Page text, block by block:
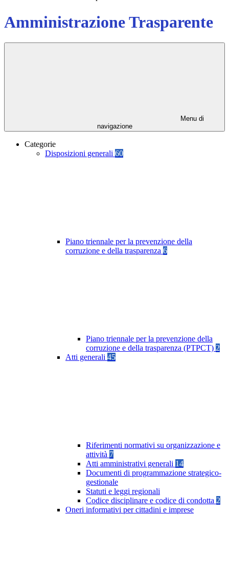
Amministrazione Trasparente
Menu di
navigazione
Categorie
Disposizioni generali 60
Piano triennale per la prevenzione della
corruzione e della trasparenza 6
Piano triennale per la prevenzione della
corruzione e della trasparenza (PTPCT) 2
Atti generali 45
Riferimenti normativi su organizzazione e
attività 7
Atti amministrativi generali 14
Documenti di programmazione strategico-
gestionale
Statuti e leggi regionali
Codice disciplinare e codice di condotta 2
Oneri informativi per cittadini e imprese